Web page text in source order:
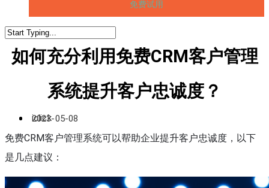
免费试用
如何充分利用免费CRM客户管理
系统提升客户忠诚度？
iclick
2023-05-08
免费CRM客户管理系统可以帮助企业提升客户忠诚度，以下
是几点建议：